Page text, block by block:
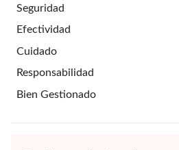
Seguridad
Efectividad
Cuidado
Responsabilidad
Bien Gestionado